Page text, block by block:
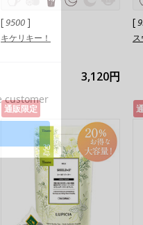
[9500]
キケリキー！
3,120円
[
通販限定